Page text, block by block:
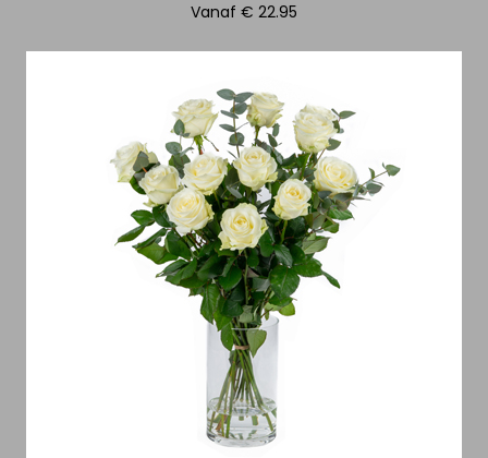
Vanaf € 22.95